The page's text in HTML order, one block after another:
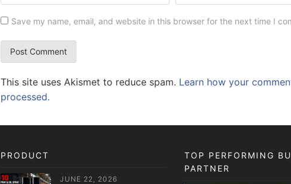
Save my name, email, and website in this browser for the next time I
This site uses Akismet to reduce spam. Learn how your
processed.
PRODUCT
JUNE 22, 2026
TOP PERFORMING
PARTNER